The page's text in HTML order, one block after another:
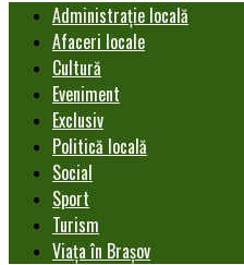
Administrație locală
Afaceri locale
Cultură
Eveniment
Exclusiv
Politică locală
Social
Sport
Turism
Viața în Brașov